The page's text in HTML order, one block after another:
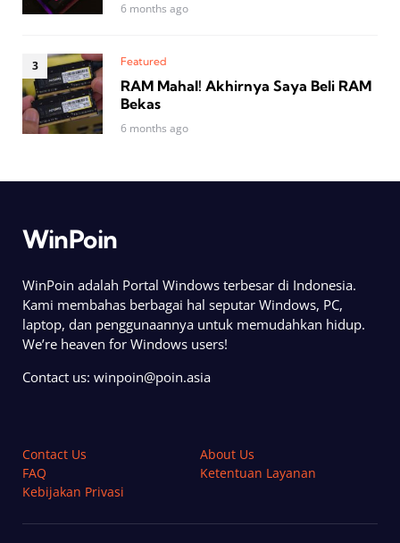
6 months ago
Featured
RAM Mahal! Akhirnya Saya Beli RAM
Bekas
6 months ago
WinPoin
WinPoin adalah Portal Windows terbesar di Indonesia.
Kami membahas berbagai hal seputar Windows, PC,
laptop, dan penggunaannya untuk memudahkan hidup.
We’re heaven for Windows users!
Contact us: winpoin@poin.asia
Contact Us
About Us
FAQ
Ketentuan Layanan
Kebijakan Privasi